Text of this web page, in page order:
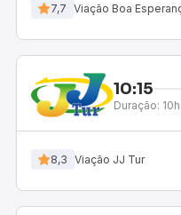
7,7 Viação Boa
10:15
Duração: 10h
8,3 Viação JJ Tur